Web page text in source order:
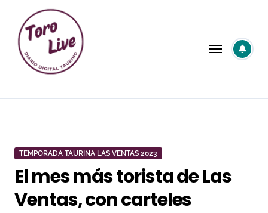
contenido
TEMPORADA TAURINA LAS VENTAS 2023
El mes más torista de Las
Ventas, con carteles